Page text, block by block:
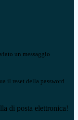
un messaggio
il reset della password
di posta elettronica!